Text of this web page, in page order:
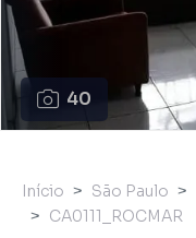
40
Início São Paulo
CA0111_ROCMAR